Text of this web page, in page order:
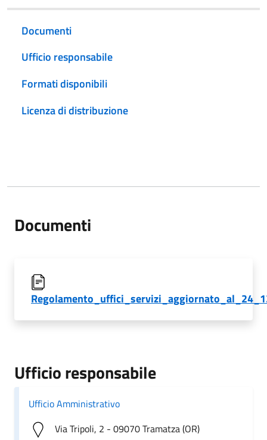
Documenti
Ufficio responsabile
Formati disponibili
Licenza di distribuzione
Documenti
Ufficio responsabile
Ufficio Amministrativo
Via Tripoli, 2 - 09070 Tramatza (OR)